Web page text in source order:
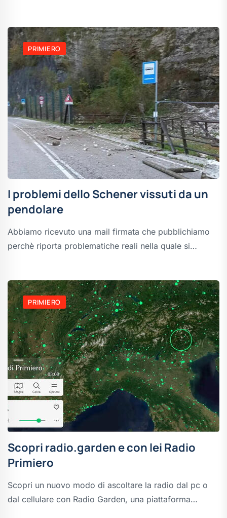
PRIMIERO
I problemi dello Schener vissuti da un
pendolare
Abbiamo ricevuto una mail firmata che pubblichiamo
perchè riporta problematiche reali nella quale si…
PRIMIERO
Scopri radio.garden e con lei Radio
Primiero
Scopri un nuovo modo di ascoltare la radio dal pc o
dal cellulare con Radio Garden, una piattaforma…